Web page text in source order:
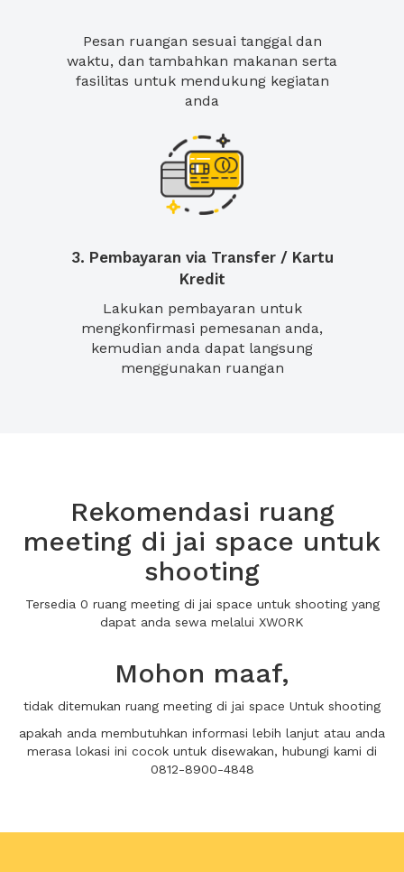
Pesan ruangan sesuai tanggal dan
waktu, dan tambahkan makanan serta
fasilitas untuk mendukung kegiatan
anda
3. Pembayaran via Transfer / Kartu
Kredit
Lakukan pembayaran untuk
mengkonfirmasi pemesanan anda,
kemudian anda dapat langsung
menggunakan ruangan
Rekomendasi ruang
meeting di jai space untuk
shooting
Tersedia 0 ruang meeting di jai space untuk shooting yang
dapat anda sewa melalui XWORK
Mohon maaf,
tidak ditemukan ruang meeting di jai space Untuk shooting
apakah anda membutuhkan informasi lebih lanjut atau anda
merasa lokasi ini cocok untuk disewakan, hubungi kami di
0812-8900-4848